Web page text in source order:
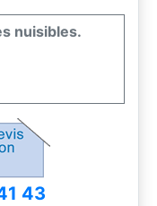
nuisibles.
43